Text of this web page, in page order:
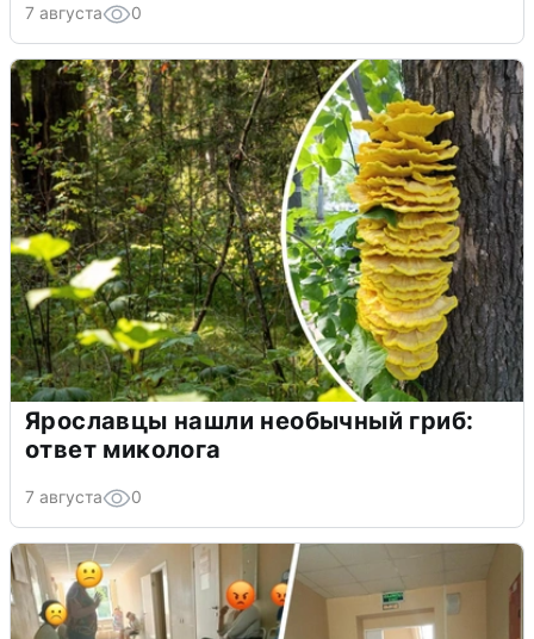
7 августа 0
Ярославцы нашли необычный гриб:
ответ миколога
7 августа 0